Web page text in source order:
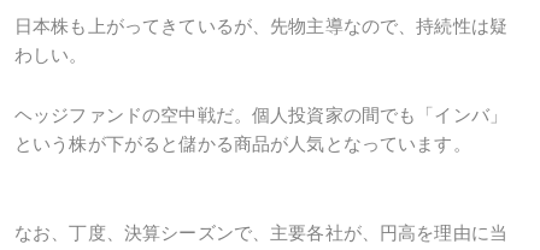
日本株も上がってきているが、先物主導なので、持続性は疑
わしい。
ヘッジファンドの空中戦だ。個人投資家の間でも「インバ」
という株が下がると儲かる商品が人気となっています。
なお、丁度、決算シーズンで、主要各社が、円高を理由に当